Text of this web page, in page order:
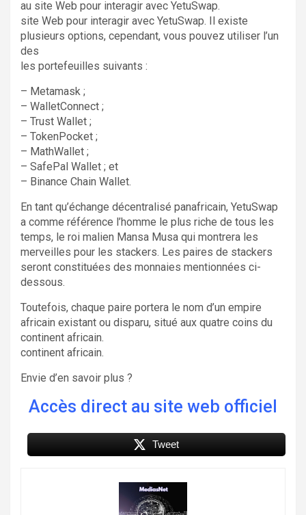
au site Web pour interagir avec YetuSwap.
site Web pour interagir avec YetuSwap. Il existe
plusieurs options, cependant, vous pouvez utiliser l’un
des
les portefeuilles suivants :
– Metamask ;
– WalletConnect ;
– Trust Wallet ;
– TokenPocket ;
– MathWallet ;
– SafePal Wallet ; et
– Binance Chain Wallet.
En tant qu’échange décentralisé panafricain, YetuSwap
a comme référence l’homme le plus riche de tous les
temps, le roi malien Mansa Musa qui montrera les
merveilles pour les stackers. Les paires de stackers
seront constituées des monnaies mentionnées ci-
dessous.
Toutefois, chaque paire portera le nom d’un empire
africain existant ou disparu, situé aux quatre coins du
continent africain.
continent africain.
Envie d’en savoir plus ?
Accès direct au site web officiel
Tweet